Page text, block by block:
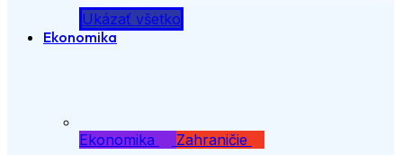
Ukázať všetko
Ekonomika
Ekonomika Zahraničie